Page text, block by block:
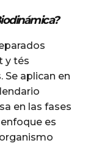
y tés
Se aplican en
en las fases
es